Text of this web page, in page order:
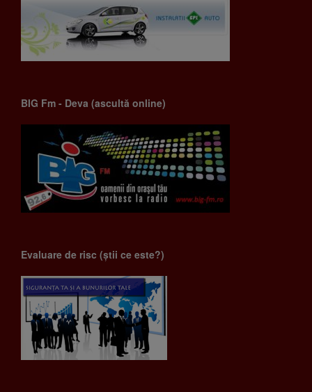
BIG Fm - Deva (ascultă online)
Evaluare de risc (știi ce este?)